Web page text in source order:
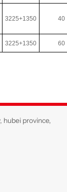
3225+1350 40
3225+1350 60